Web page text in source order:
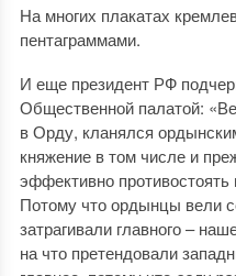
На многих плакатах
пентаграммами.
И еще президент РФ
Общественной палатой:
в Орду, кланялся
княжение в том числе и
эффективно
Потому что ордынцы вели
затрагивали главного –
на что претендовали